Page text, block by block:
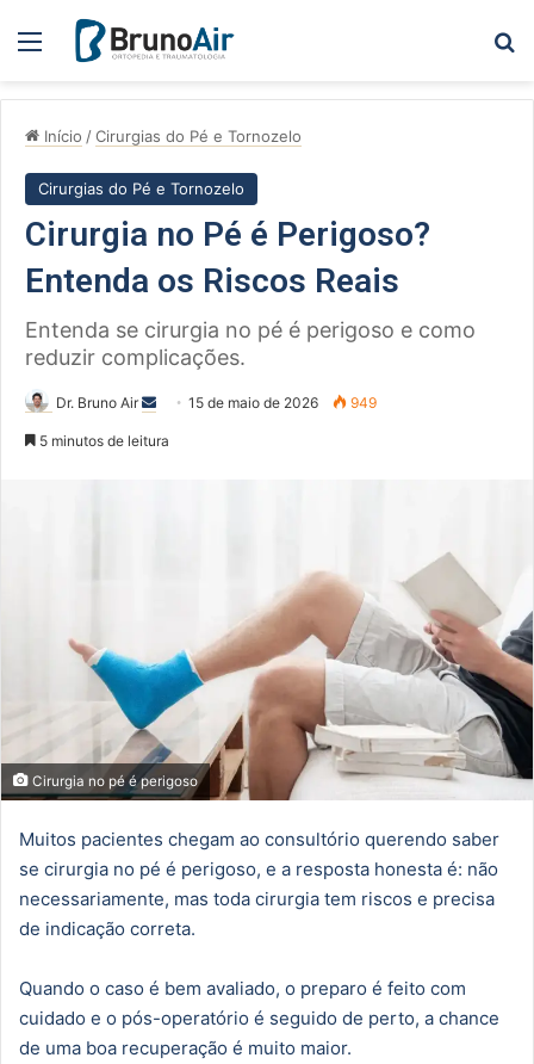
Menu
Início /Cirurgias do Pé e Tornozelo
Cirurgias do Pé e Tornozelo
Cirurgia no Pé é Perigoso?
Entenda os Riscos Reais
Entenda se cirurgia no pé é perigoso e como
reduzir complicações.
Dr. Bruno Air
Mande15 de maio de 2026 949
5 minutos de leitura
Cirurgia no pé é perigoso
Muitos pacientes chegam ao consultório querendo saber
se cirurgia no pé é perigoso, e a resposta honesta é: não
necessariamente, mas toda cirurgia tem riscos e precisa
de indicação correta.
Quando o caso é bem avaliado, o preparo é feito com
cuidado e o pós-operatório é seguido de perto, a chance
de uma boa recuperação é muito maior.